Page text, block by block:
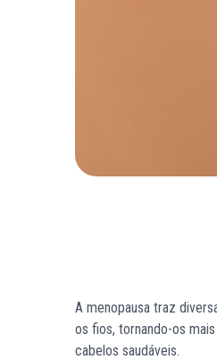
A menopausa traz
os fios, tornando-os
cabelos saudáveis.